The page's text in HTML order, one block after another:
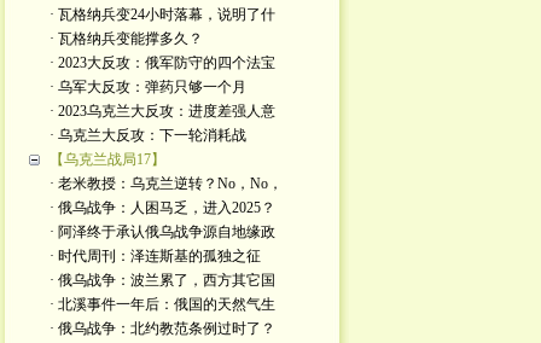
· 瓦格纳兵变24小时落幕，说明了什
· 瓦格纳兵变能撑多久？
· 2023大反攻：俄军防守的四个法宝
· 乌军大反攻：弹药只够一个月
· 2023乌克兰大反攻：进度差强人意
· 乌克兰大反攻：下一轮消耗战
【乌克兰战局17】
· 老米教授：乌克兰逆转？No，No，
· 俄乌战争：人困马乏，进入2025？
· 阿泽终于承认俄乌战争源自地缘政
· 时代周刊：泽连斯基的孤独之征
· 俄乌战争：波兰累了，西方其它国
· 北溪事件一年后：俄国的天然气生
· 俄乌战争：北约教范条例过时了？